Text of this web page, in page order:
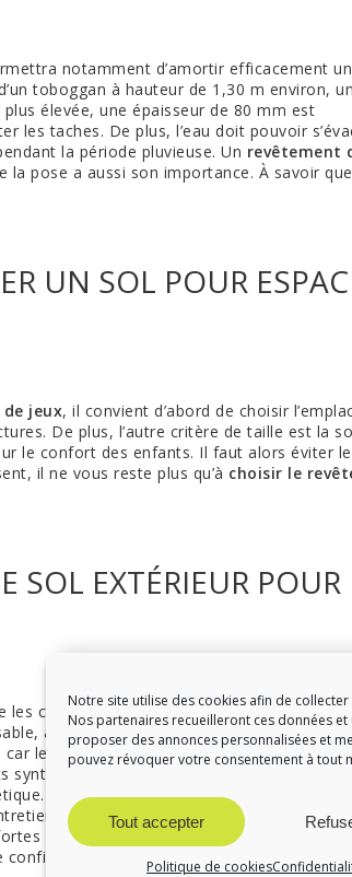
Notre site utilise des cookies afin de
Nos partenaires recueilleront ces données
proposer des annonces personnalisées et
pouvez révoquer votre consentement à tout
Tout accepter
Politique de cookies
notamment d’amortir efficacement un
toboggan à hauteur de 1,30 m environ,
élevée, une épaisseur de 80 mm est
les taches. De plus, l’eau doit pouvoir
la période pluvieuse. Un revêtement
pose a aussi son importance. À savoir
UN SOL POUR
jeux, il convient d’abord de choisir
De plus, l’autre critère de taille est la
le confort des enfants. Il faut alors éviter
il ne vous reste plus qu’à choisir le
SOL EXTÉRIEUR POUR
copeaux de bois. Ils permettent d’obtenir
à la fois efficace et assez économique,
car les enfants peuvent s’en mettre partout
ont une durée de vie plus
C’est un revêtement grené de
et résistants face à toutes épreuves.
chaleurs ni le gel. En plus, son nettoyage
à des professionnels.